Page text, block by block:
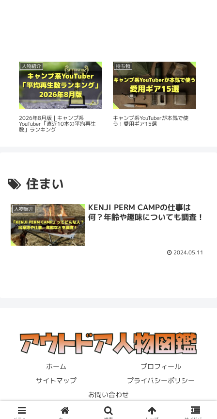
人物紹介
2026年8月版｜キャンプ系
YouTuber「直近10本の平均再生
数」ランキング
持ち物
キャンプ系YouTuberが本気で使
う！愛用ギア15選
住まい
人物紹介
KENJI PERM CAMPの仕事は
何？年齢や趣味についても調査！
2024.05.11
ホーム
プロフィール
サイトマップ
プライバシーポリシー
お問い合わせ
© 2023 アウトドア人物図鑑.